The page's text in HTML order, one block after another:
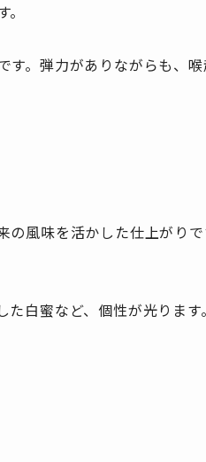
す。弾力がありながらも、
の風味を活かした仕上がり
白蜜など、個性が光りま